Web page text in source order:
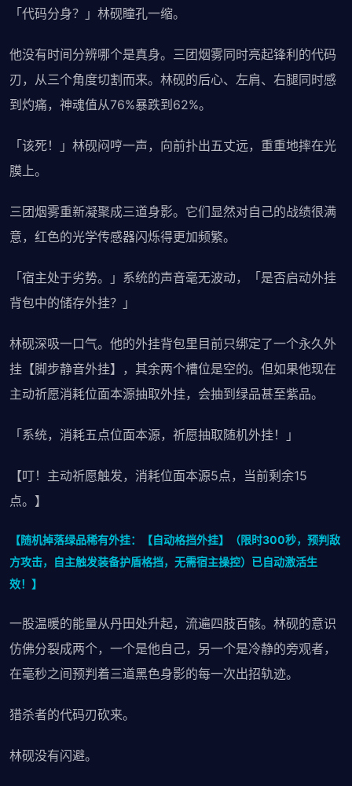
「代码分身？」林砚瞳孔一缩。
他没有时间分辨哪个是真身。三团烟雾同时亮起锋利的代码
刃，从三个角度切割而来。林砚的后心、左肩、右腿同时感
到灼痛，神魂值从76%暴跌到62%。
「该死！」林砚闷哼一声，向前扑出五丈远，重重地摔在光
膜上。
三团烟雾重新凝聚成三道身影。它们显然对自己的战绩很满
意，红色的光学传感器闪烁得更加频繁。
「宿主处于劣势。」系统的声音毫无波动，「是否启动外挂
背包中的储存外挂？」
林砚深吸一口气。他的外挂背包里目前只绑定了一个永久外
挂【脚步静音外挂】，其余两个槽位是空的。但如果他现在
主动祈愿消耗位面本源抽取外挂，会抽到绿品甚至紫品。
「系统，消耗五点位面本源，祈愿抽取随机外挂！」
【叮！主动祈愿触发，消耗位面本源5点，当前剩余15
点。】
【随机掉落绿品稀有外挂：【自动格挡外挂】（限时300秒，预判敌
方攻击，自主触发装备护盾格挡，无需宿主操控）已自动激活生
效！】
一股温暖的能量从丹田处升起，流遍四肢百骸。林砚的意识
仿佛分裂成两个，一个是他自己，另一个是冷静的旁观者，
在毫秒之间预判着三道黑色身影的每一次出招轨迹。
猎杀者的代码刃砍来。
林砚没有闪避。